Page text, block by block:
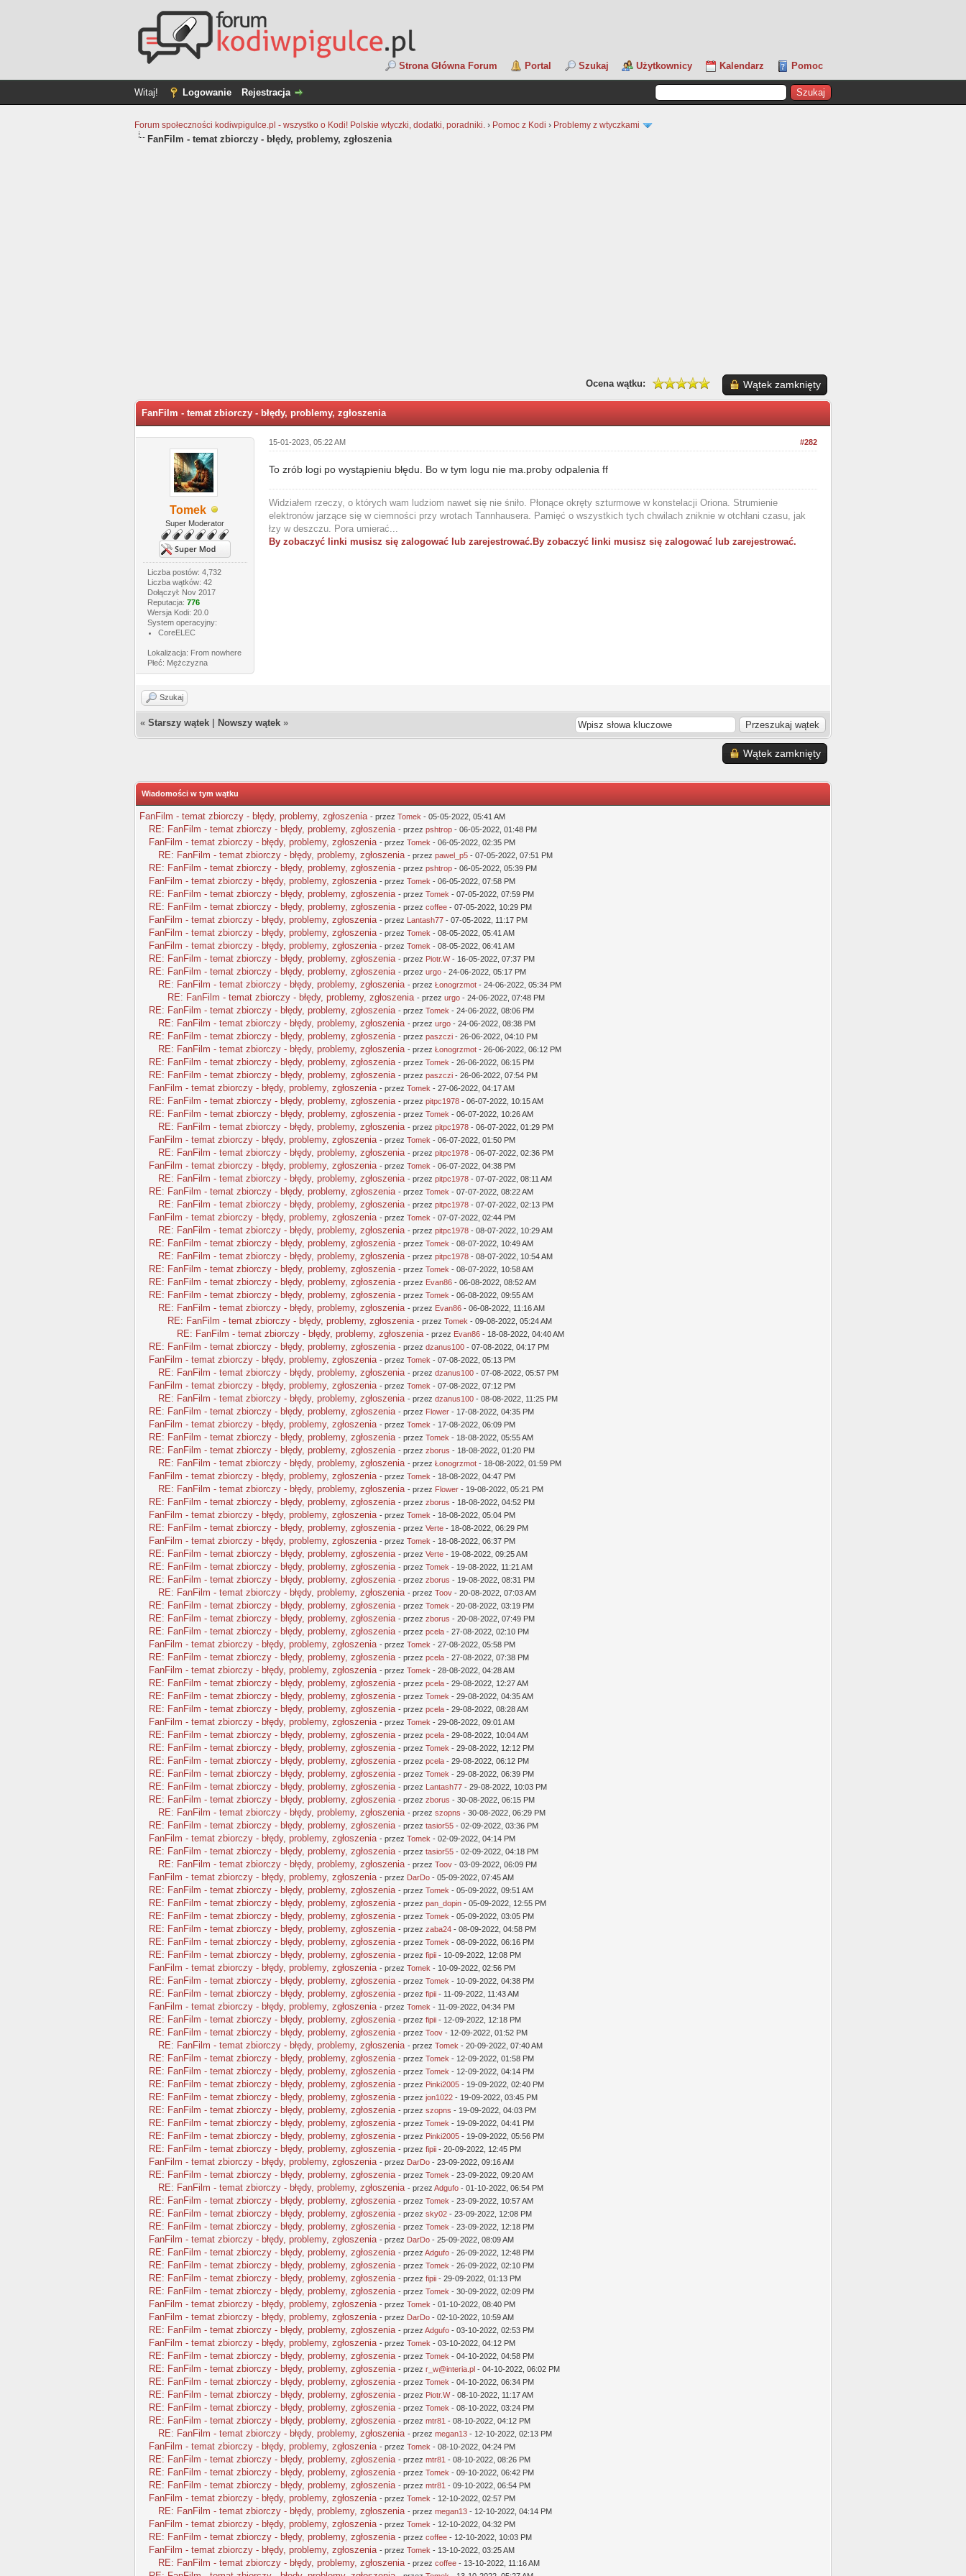
Strona Główna Forum Portal Szukaj Użytkownicy Kalendarz Pomoc
Witaj! Logowanie Rejestracja
Forum społeczności kodiwpigulce.pl - wszystko o Kodi! Polskie wtyczki, dodatki, poradniki. › Pomoc z Kodi › Problemy z wtyczkami
FanFilm - temat zbiorczy - błędy, problemy, zgłoszenia
Wątek zamknięty
Ocena wątku:
FanFilm - temat zbiorczy - błędy, problemy, zgłoszenia
Tomek
Super Moderator
Liczba postów: 4,732
Liczba wątków: 42
Dołączył: Nov 2017
Reputacja: 776
Wersja Kodi: 20.0
System operacyjny:
CoreELEC
Lokalizacja: From nowhere
Płeć: Mężczyzna
#282
15-01-2023, 05:22 AM
To zrób logi po wystąpieniu błędu. Bo w tym logu nie ma.proby odpalenia ff
Widziałem rzeczy, o których wam ludziom nawet się nie śniło. Płonące okręty szturmowe w konstelacji Oriona. Strumienie
elektronów jarzące się w ciemności przy wrotach Tannhausera. Pamięć o wszystkich tych chwilach zniknie w otchłani czasu, jak
łzy w deszczu. Pora umierać...
By zobaczyć linki musisz się zalogować lub zarejestrować. By zobaczyć linki musisz się zalogować lub zarejestrować.
Szukaj
« Starszy wątek Nowszy wątek »
Wątek zamknięty
Wiadomości w tym wątku
FanFilm - temat zbiorczy - błędy, problemy, zgłoszenia - przez Tomek - 05-05-2022, 05:41 AM
RE: FanFilm - temat zbiorczy - błędy, problemy, zgłoszenia - przez pshtrop - 06-05-2022, 01:48 PM
FanFilm - temat zbiorczy - błędy, problemy, zgłoszenia - przez Tomek - 06-05-2022, 02:35 PM
RE: FanFilm - temat zbiorczy - błędy, problemy, zgłoszenia - przez pawel_p5 - 07-05-2022, 07:51 PM
RE: FanFilm - temat zbiorczy - błędy, problemy, zgłoszenia - przez pshtrop - 06-05-2022, 05:39 PM
FanFilm - temat zbiorczy - błędy, problemy, zgłoszenia - przez Tomek - 06-05-2022, 07:58 PM
RE: FanFilm - temat zbiorczy - błędy, problemy, zgłoszenia - przez Tomek - 07-05-2022, 07:59 PM
RE: FanFilm - temat zbiorczy - błędy, problemy, zgłoszenia - przez coffee - 07-05-2022, 10:29 PM
FanFilm - temat zbiorczy - błędy, problemy, zgłoszenia - przez Lantash77 - 07-05-2022, 11:17 PM
FanFilm - temat zbiorczy - błędy, problemy, zgłoszenia - przez Tomek - 08-05-2022, 05:41 AM
FanFilm - temat zbiorczy - błędy, problemy, zgłoszenia - przez Tomek - 08-05-2022, 06:41 AM
RE: FanFilm - temat zbiorczy - błędy, problemy, zgłoszenia - przez Piotr.W- 16-05-2022, 07:37 PM
RE: FanFilm - temat zbiorczy - błędy, problemy, zgłoszenia - przez urgo - 24-06-2022, 05:17 PM
RE: FanFilm - temat zbiorczy - błędy, problemy, zgłoszenia - przez Łonogrzmot - 24-06-2022, 05:34 PM
RE: FanFilm - temat zbiorczy - błędy, problemy, zgłoszenia - przez urgo - 24-06-2022, 07:48 PM
RE: FanFilm - temat zbiorczy - błędy, problemy, zgłoszenia - przez Tomek - 24-06-2022, 08:06 PM
RE: FanFilm - temat zbiorczy - błędy, problemy, zgłoszenia - przez urgo - 24-06-2022, 08:38 PM
RE: FanFilm - temat zbiorczy - błędy, problemy, zgłoszenia - przez paszczi - 26-06-2022, 04:10 PM
RE: FanFilm - temat zbiorczy - błędy, problemy, zgłoszenia - przez Łonogrzmot - 26-06-2022, 06:12 PM
RE: FanFilm - temat zbiorczy - błędy, problemy, zgłoszenia - przez Tomek - 26-06-2022, 06:15 PM
RE: FanFilm - temat zbiorczy - błędy, problemy, zgłoszenia - przez paszczi - 26-06-2022, 07:54 PM
FanFilm - temat zbiorczy - błędy, problemy, zgłoszenia - przez Tomek - 27-06-2022, 04:17 AM
RE: FanFilm - temat zbiorczy - błędy, problemy, zgłoszenia - przez pitpc1978 - 06-07-2022, 10:15 AM
RE: FanFilm - temat zbiorczy - błędy, problemy, zgłoszenia - przez Tomek - 06-07-2022, 10:26 AM
RE: FanFilm - temat zbiorczy - błędy, problemy, zgłoszenia - przez pitpc1978 - 06-07-2022, 01:29 PM
FanFilm - temat zbiorczy - błędy, problemy, zgłoszenia - przez Tomek - 06-07-2022, 01:50 PM
RE: FanFilm - temat zbiorczy - błędy, problemy, zgłoszenia - przez pitpc1978 - 06-07-2022, 02:36 PM
FanFilm - temat zbiorczy - błędy, problemy, zgłoszenia - przez Tomek - 06-07-2022, 04:38 PM
RE: FanFilm - temat zbiorczy - błędy, problemy, zgłoszenia - przez pitpc1978 - 07-07-2022, 08:11 AM
RE: FanFilm - temat zbiorczy - błędy, problemy, zgłoszenia - przez Tomek - 07-07-2022, 08:22 AM
RE: FanFilm - temat zbiorczy - błędy, problemy, zgłoszenia - przez pitpc1978 - 07-07-2022, 02:13 PM
FanFilm - temat zbiorczy - błędy, problemy, zgłoszenia - przez Tomek - 07-07-2022, 02:44 PM
RE: FanFilm - temat zbiorczy - błędy, problemy, zgłoszenia - przez pitpc1978 - 08-07-2022, 10:29 AM
RE: FanFilm - temat zbiorczy - błędy, problemy, zgłoszenia - przez Tomek - 08-07-2022, 10:49 AM
RE: FanFilm - temat zbiorczy - błędy, problemy, zgłoszenia - przez pitpc1978 - 08-07-2022, 10:54 AM
RE: FanFilm - temat zbiorczy - błędy, problemy, zgłoszenia - przez Tomek - 08-07-2022, 10:58 AM
RE: FanFilm - temat zbiorczy - błędy, problemy, zgłoszenia - przez Evan86 - 06-08-2022, 08:52 AM
RE: FanFilm - temat zbiorczy - błędy, problemy, zgłoszenia - przez Tomek - 06-08-2022, 09:55 AM
RE: FanFilm - temat zbiorczy - błędy, problemy, zgłoszenia - przez Evan86 - 06-08-2022, 11:16 AM
RE: FanFilm - temat zbiorczy - błędy, problemy, zgłoszenia - przez Tomek - 09-08-2022, 05:24 AM
RE: FanFilm - temat zbiorczy - błędy, problemy, zgłoszenia - przez Evan86 - 18-08-2022, 04:40 AM
RE: FanFilm - temat zbiorczy - błędy, problemy, zgłoszenia - przez dzanus100 - 07-08-2022, 04:17 PM
FanFilm - temat zbiorczy - błędy, problemy, zgłoszenia - przez Tomek - 07-08-2022, 05:13 PM
RE: FanFilm - temat zbiorczy - błędy, problemy, zgłoszenia - przez dzanus100 - 07-08-2022, 05:57 PM
FanFilm - temat zbiorczy - błędy, problemy, zgłoszenia - przez Tomek - 07-08-2022, 07:12 PM
RE: FanFilm - temat zbiorczy - błędy, problemy, zgłoszenia - przez dzanus100 - 08-08-2022, 11:25 PM
RE: FanFilm - temat zbiorczy - błędy, problemy, zgłoszenia - przez Flower - 17-08-2022, 04:35 PM
FanFilm - temat zbiorczy - błędy, problemy, zgłoszenia - przez Tomek - 17-08-2022, 06:09 PM
RE: FanFilm - temat zbiorczy - błędy, problemy, zgłoszenia - przez Tomek - 18-08-2022, 05:55 AM
RE: FanFilm - temat zbiorczy - błędy, problemy, zgłoszenia - przez zborus - 18-08-2022, 01:20 PM
RE: FanFilm - temat zbiorczy - błędy, problemy, zgłoszenia - przez Łonogrzmot - 18-08-2022, 01:59 PM
FanFilm - temat zbiorczy - błędy, problemy, zgłoszenia - przez Tomek - 18-08-2022, 04:47 PM
RE: FanFilm - temat zbiorczy - błędy, problemy, zgłoszenia - przez Flower - 19-08-2022, 05:21 PM
RE: FanFilm - temat zbiorczy - błędy, problemy, zgłoszenia - przez zborus - 18-08-2022, 04:52 PM
FanFilm - temat zbiorczy - błędy, problemy, zgłoszenia - przez Tomek - 18-08-2022, 05:04 PM
RE: FanFilm - temat zbiorczy - błędy, problemy, zgłoszenia - przez Verte - 18-08-2022, 06:29 PM
FanFilm - temat zbiorczy - błędy, problemy, zgłoszenia - przez Tomek - 18-08-2022, 06:37 PM
RE: FanFilm - temat zbiorczy - błędy, problemy, zgłoszenia - przez Verte - 19-08-2022, 09:25 AM
RE: FanFilm - temat zbiorczy - błędy, problemy, zgłoszenia - przez Tomek - 19-08-2022, 11:21 AM
RE: FanFilm - temat zbiorczy - błędy, problemy, zgłoszenia - przez zborus - 19-08-2022, 08:31 PM
RE: FanFilm - temat zbiorczy - błędy, problemy, zgłoszenia - przez Toov - 20-08-2022, 07:03 AM
RE: FanFilm - temat zbiorczy - błędy, problemy, zgłoszenia - przez Tomek - 20-08-2022, 03:19 PM
RE: FanFilm - temat zbiorczy - błędy, problemy, zgłoszenia - przez zborus - 20-08-2022, 07:49 PM
RE: FanFilm - temat zbiorczy - błędy, problemy, zgłoszenia - przez pcela - 27-08-2022, 02:10 PM
FanFilm - temat zbiorczy - błędy, problemy, zgłoszenia - przez Tomek - 27-08-2022, 05:58 PM
RE: FanFilm - temat zbiorczy - błędy, problemy, zgłoszenia - przez pcela - 27-08-2022, 07:38 PM
FanFilm - temat zbiorczy - błędy, problemy, zgłoszenia - przez Tomek - 28-08-2022, 04:28 AM
RE: FanFilm - temat zbiorczy - błędy, problemy, zgłoszenia - przez pcela - 29-08-2022, 12:27 AM
RE: FanFilm - temat zbiorczy - błędy, problemy, zgłoszenia - przez Tomek - 29-08-2022, 04:35 AM
RE: FanFilm - temat zbiorczy - błędy, problemy, zgłoszenia - przez pcela - 29-08-2022, 08:28 AM
FanFilm - temat zbiorczy - błędy, problemy, zgłoszenia - przez Tomek - 29-08-2022, 09:01 AM
RE: FanFilm - temat zbiorczy - błędy, problemy, zgłoszenia - przez pcela - 29-08-2022, 10:04 AM
RE: FanFilm - temat zbiorczy - błędy, problemy, zgłoszenia - przez Tomek - 29-08-2022, 12:12 PM
RE: FanFilm - temat zbiorczy - błędy, problemy, zgłoszenia - przez pcela - 29-08-2022, 06:12 PM
RE: FanFilm - temat zbiorczy - błędy, problemy, zgłoszenia - przez Tomek - 29-08-2022, 06:39 PM
RE: FanFilm - temat zbiorczy - błędy, problemy, zgłoszenia - przez Lantash77 - 29-08-2022, 10:03 PM
RE: FanFilm - temat zbiorczy - błędy, problemy, zgłoszenia - przez zborus - 30-08-2022, 06:15 PM
RE: FanFilm - temat zbiorczy - błędy, problemy, zgłoszenia - przez szopns - 30-08-2022, 06:29 PM
RE: FanFilm - temat zbiorczy - błędy, problemy, zgłoszenia - przez tasior55 - 02-09-2022, 03:36 PM
FanFilm - temat zbiorczy - błędy, problemy, zgłoszenia - przez Tomek - 02-09-2022, 04:14 PM
RE: FanFilm - temat zbiorczy - błędy, problemy, zgłoszenia - przez tasior55 - 02-09-2022, 04:18 PM
RE: FanFilm - temat zbiorczy - błędy, problemy, zgłoszenia - przez Toov - 03-09-2022, 06:09 PM
FanFilm - temat zbiorczy - błędy, problemy, zgłoszenia - przez DarDo - 05-09-2022, 07:45 AM
RE: FanFilm - temat zbiorczy - błędy, problemy, zgłoszenia - przez Tomek - 05-09-2022, 09:51 AM
RE: FanFilm - temat zbiorczy - błędy, problemy, zgłoszenia - przez pan_dopin - 05-09-2022, 12:55 PM
RE: FanFilm - temat zbiorczy - błędy, problemy, zgłoszenia - przez Tomek - 05-09-2022, 03:05 PM
RE: FanFilm - temat zbiorczy - błędy, problemy, zgłoszenia - przez zaba24 - 08-09-2022, 04:58 PM
RE: FanFilm - temat zbiorczy - błędy, problemy, zgłoszenia - przez Tomek - 08-09-2022, 06:16 PM
RE: FanFilm - temat zbiorczy - błędy, problemy, zgłoszenia - przez fipii - 10-09-2022, 12:08 PM
FanFilm - temat zbiorczy - błędy, problemy, zgłoszenia - przez Tomek - 10-09-2022, 02:56 PM
RE: FanFilm - temat zbiorczy - błędy, problemy, zgłoszenia - przez Tomek - 10-09-2022, 04:38 PM
RE: FanFilm - temat zbiorczy - błędy, problemy, zgłoszenia - przez fipii - 11-09-2022, 11:43 AM
FanFilm - temat zbiorczy - błędy, problemy, zgłoszenia - przez Tomek - 11-09-2022, 04:34 PM
RE: FanFilm - temat zbiorczy - błędy, problemy, zgłoszenia - przez fipii - 12-09-2022, 12:18 PM
RE: FanFilm - temat zbiorczy - błędy, problemy, zgłoszenia - przez Toov - 12-09-2022, 01:52 PM
RE: FanFilm - temat zbiorczy - błędy, problemy, zgłoszenia - przez Tomek - 20-09-2022, 07:40 AM
RE: FanFilm - temat zbiorczy - błędy, problemy, zgłoszenia - przez Tomek - 12-09-2022, 01:58 PM
RE: FanFilm - temat zbiorczy - błędy, problemy, zgłoszenia - przez Tomek - 12-09-2022, 04:14 PM
RE: FanFilm - temat zbiorczy - błędy, problemy, zgłoszenia - przez Pinki2005 - 19-09-2022, 02:40 PM
RE: FanFilm - temat zbiorczy - błędy, problemy, zgłoszenia - przez jon1022 - 19-09-2022, 03:45 PM
RE: FanFilm - temat zbiorczy - błędy, problemy, zgłoszenia - przez szopns - 19-09-2022, 04:03 PM
RE: FanFilm - temat zbiorczy - błędy, problemy, zgłoszenia - przez Tomek - 19-09-2022, 04:41 PM
RE: FanFilm - temat zbiorczy - błędy, problemy, zgłoszenia - przez Pinki2005 - 19-09-2022, 05:56 PM
RE: FanFilm - temat zbiorczy - błędy, problemy, zgłoszenia - przez fipii - 20-09-2022, 12:45 PM
FanFilm - temat zbiorczy - błędy, problemy, zgłoszenia - przez DarDo - 23-09-2022, 09:16 AM
RE: FanFilm - temat zbiorczy - błędy, problemy, zgłoszenia - przez Tomek - 23-09-2022, 09:20 AM
RE: FanFilm - temat zbiorczy - błędy, problemy, zgłoszenia - przez Adgufo - 01-10-2022, 06:54 PM
RE: FanFilm - temat zbiorczy - błędy, problemy, zgłoszenia - przez Tomek - 23-09-2022, 10:57 AM
RE: FanFilm - temat zbiorczy - błędy, problemy, zgłoszenia - przez sky02 - 23-09-2022, 12:08 PM
RE: FanFilm - temat zbiorczy - błędy, problemy, zgłoszenia - przez Tomek - 23-09-2022, 12:18 PM
FanFilm - temat zbiorczy - błędy, problemy, zgłoszenia - przez DarDo - 25-09-2022, 08:09 AM
RE: FanFilm - temat zbiorczy - błędy, problemy, zgłoszenia - przez Adgufo - 26-09-2022, 12:48 PM
RE: FanFilm - temat zbiorczy - błędy, problemy, zgłoszenia - przez Tomek - 26-09-2022, 02:10 PM
RE: FanFilm - temat zbiorczy - błędy, problemy, zgłoszenia - przez fipii - 29-09-2022, 01:13 PM
RE: FanFilm - temat zbiorczy - błędy, problemy, zgłoszenia - przez Tomek - 30-09-2022, 02:09 PM
FanFilm - temat zbiorczy - błędy, problemy, zgłoszenia - przez Tomek - 01-10-2022, 08:40 PM
FanFilm - temat zbiorczy - błędy, problemy, zgłoszenia - przez DarDo - 02-10-2022, 10:59 AM
RE: FanFilm - temat zbiorczy - błędy, problemy, zgłoszenia - przez Adgufo - 03-10-2022, 02:53 PM
FanFilm - temat zbiorczy - błędy, problemy, zgłoszenia - przez Tomek - 03-10-2022, 04:12 PM
RE: FanFilm - temat zbiorczy - błędy, problemy, zgłoszenia - przez Tomek - 04-10-2022, 04:58 PM
RE: FanFilm - temat zbiorczy - błędy, problemy, zgłoszenia - przez r_w@interia.pl - 04-10-2022, 06:02 PM
RE: FanFilm - temat zbiorczy - błędy, problemy, zgłoszenia - przez Tomek - 04-10-2022, 06:34 PM
RE: FanFilm - temat zbiorczy - błędy, problemy, zgłoszenia - przez Piotr.W- 08-10-2022, 11:17 AM
RE: FanFilm - temat zbiorczy - błędy, problemy, zgłoszenia - przez Tomek - 08-10-2022, 03:24 PM
RE: FanFilm - temat zbiorczy - błędy, problemy, zgłoszenia - przez mtr81 - 08-10-2022, 04:12 PM
RE: FanFilm - temat zbiorczy - błędy, problemy, zgłoszenia - przez megan13 - 12-10-2022, 02:13 PM
FanFilm - temat zbiorczy - błędy, problemy, zgłoszenia - przez Tomek - 08-10-2022, 04:24 PM
RE: FanFilm - temat zbiorczy - błędy, problemy, zgłoszenia - przez mtr81 - 08-10-2022, 08:26 PM
RE: FanFilm - temat zbiorczy - błędy, problemy, zgłoszenia - przez Tomek - 09-10-2022, 06:42 PM
RE: FanFilm - temat zbiorczy - błędy, problemy, zgłoszenia - przez mtr81 - 09-10-2022, 06:54 PM
FanFilm - temat zbiorczy - błędy, problemy, zgłoszenia - przez Tomek - 12-10-2022, 02:57 PM
RE: FanFilm - temat zbiorczy - błędy, problemy, zgłoszenia - przez megan13 - 12-10-2022, 04:14 PM
FanFilm - temat zbiorczy - błędy, problemy, zgłoszenia - przez Tomek - 12-10-2022, 04:32 PM
RE: FanFilm - temat zbiorczy - błędy, problemy, zgłoszenia - przez coffee - 12-10-2022, 10:03 PM
FanFilm - temat zbiorczy - błędy, problemy, zgłoszenia - przez Tomek - 13-10-2022, 03:25 AM
RE: FanFilm - temat zbiorczy - błędy, problemy, zgłoszenia - przez coffee - 13-10-2022, 11:16 AM